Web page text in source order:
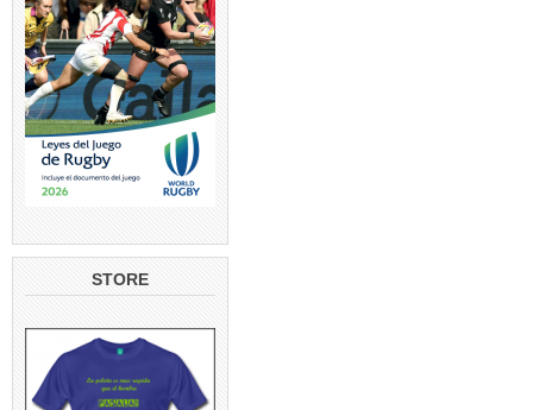
STORE